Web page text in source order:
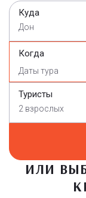
Куда
Дон
Когда
Туристы
2 взрослых
ИЛИ